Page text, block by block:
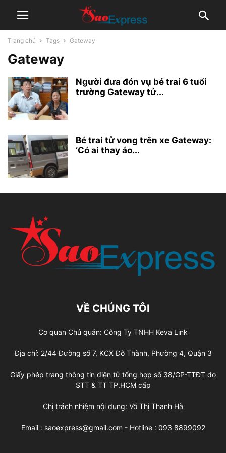
Trang chủ Tags Gateway
Gateway
Người đưa đón vụ bé trai 6 tuổi
trường Gateway tử...
Bé trai tử vong trên xe Gateway:
‘Có ai thay áo...
VỀ CHÚNG TÔI
Cơ quan Chủ quản: Công Ty TNHH Keva Link
Địa chỉ: 2/44 Đường số 7, KCX Đô Thành, Phường 4, Quận 3
Giấy phép trang thông tin điện tử tổng hợp số 38/GP-TTĐT do
STT & TT TP.HCM cấp
Chị trách nhiệm nội dung: Võ Thị Thanh Hà
Email : saoexpress@gmail.com - Hotline : 093 8899092